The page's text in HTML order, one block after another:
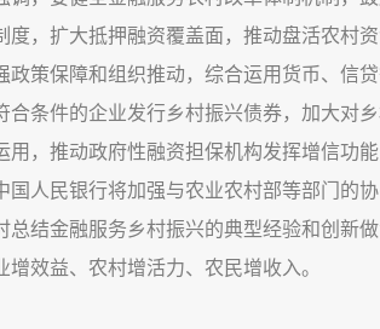
度，扩大抵押融资覆盖面，推动盘活农村
政策保障和组织推动，综合运用货币、信
合条件的企业发行乡村振兴债券，加大对
用，推动政府性融资担保机构发挥增信功
人民银行将加强与农业农村部等部门的
总结金融服务乡村振兴的典型经验和创新
效益、农村增活力、农民增收入。